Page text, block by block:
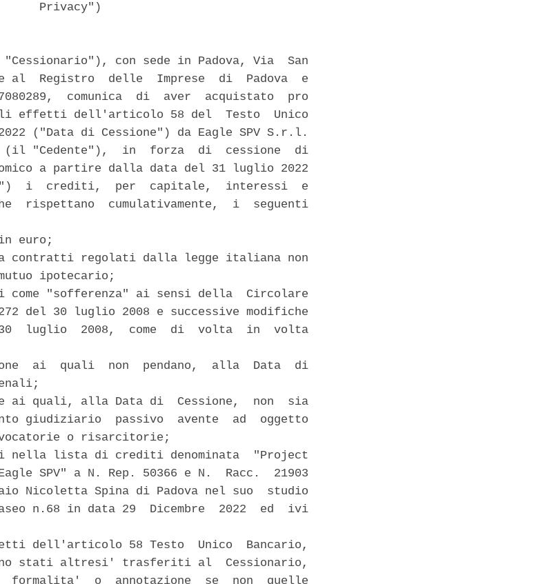
Privacy")
con sede in Padova, Via  San
al  Registro  delle  Imprese  di  Padova  e
comunica  di  aver  acquistato  pro
effetti dell'articolo 58 del  Testo  Unico
("Data di Cessione") da Eagle SPV S.r.l.
(il "Cedente"),  in  forza  di  cessione  di
a partire dalla data del 31 luglio 2022
i  crediti,  per  capitale,  interessi  e
rispettano  cumulativamente,  i  seguenti
euro;
contratti regolati dalla legge italiana non
ipotecario;
come "sofferenza" ai sensi della  Circolare
del 30 luglio 2008 e successive modifiche
luglio  2008,  come  di  volta  in  volta
ai  quali  non  pendano,  alla  Data  di
ai quali, alla Data di  Cessione,  non  sia
giudiziario  passivo  avente  ad  oggetto
o risarcitorie;
nella lista di crediti denominata  "Project
SPV" a N. Rep. 50366 e N.  Racc.  21903
Nicoletta Spina di Padova nel suo  studio
n.68 in data 29  Dicembre  2022  ed  ivi
dell'articolo 58 Testo  Unico  Bancario,
stati altresi' trasferiti al  Cessionario,
formalita'  o  annotazione  se  non  quelle